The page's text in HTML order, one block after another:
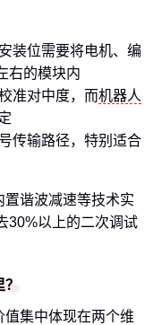
装位需要将电机、编
右的模块内
准对中度，而机器人
传输路径，特别适合
置谐波减速等技术实
30%以上的二次调试
集中体现在两个维